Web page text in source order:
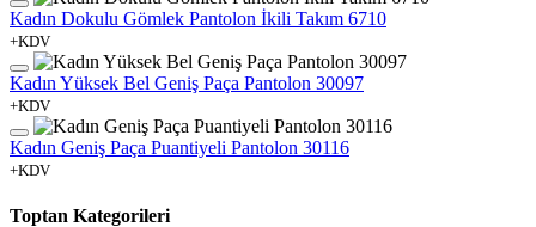
Kadın Dokulu Gömlek Pantolon İkili Takım 6710
+KDV
Kadın Yüksek Bel Geniş Paça Pantolon 30097
+KDV
Kadın Geniş Paça Puantiyeli Pantolon 30116
+KDV
Toptan Kategorileri